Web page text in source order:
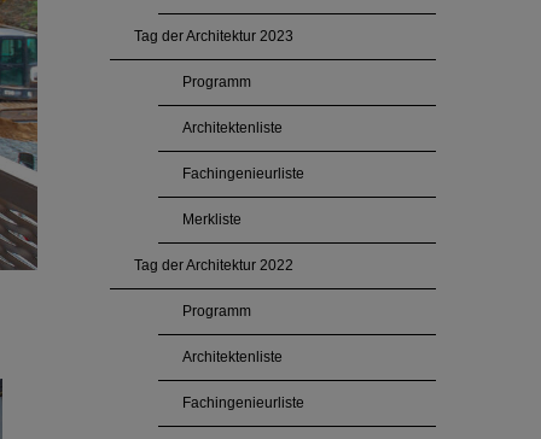
Tag der Architektur 2023
Programm
Architektenliste
Fachingenieurliste
Merkliste
Tag der Architektur 2022
Programm
Architektenliste
Fachingenieurliste